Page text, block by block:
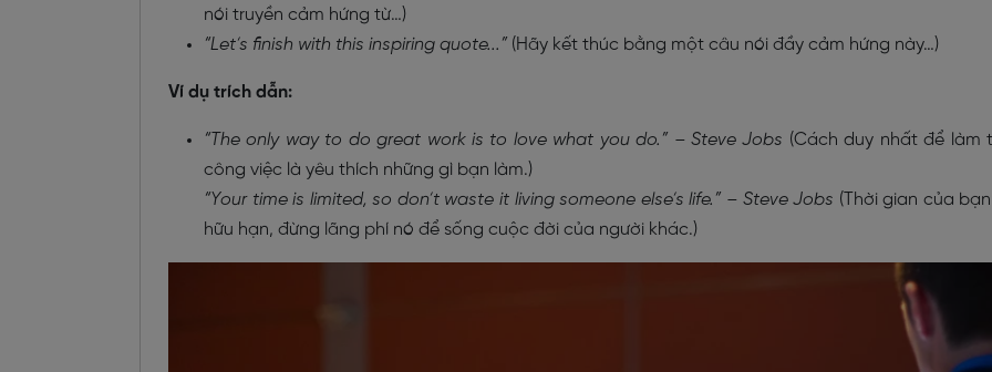
nói truyền cảm hứng từ…)
“Let’s finish with this inspiring quote...” (Hãy kết thúc bằng một câu nói đầy cảm hứng này…)
Ví dụ trích dẫn:
“The only way to do great work is to love what you do.” – Steve Jobs (Cách duy nhất để làm
công việc là yêu thích những gì bạn làm.)
“Your time is limited, so don’t waste it living someone else’s life.” – Steve Jobs (Thời gian của
hữu hạn, đừng lãng phí nó để sống cuộc đời của người khác.)